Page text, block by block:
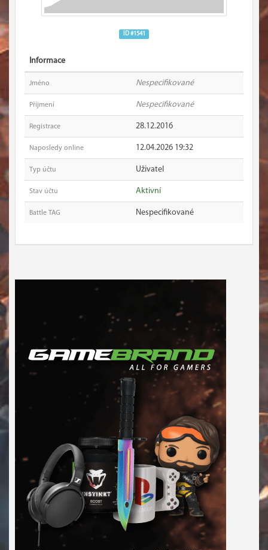
ID #1541
Informace
Jméno Nespecifikované
Příjmení Nespecifikované
Registrace 28.12.2016
Naposledy online 12.04.2026 19:32
Typ účtu Uživatel
Stav účtu Aktivní
Battle TAG Nespecifikované